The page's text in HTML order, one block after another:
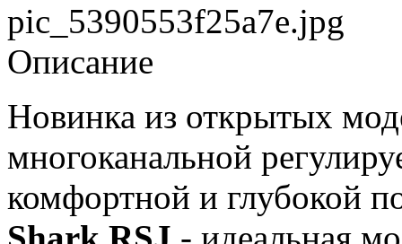
pic_5390553f25a7e.jpg
Описание
Новинка из открытых
многоканальной
комфортной и глубокой